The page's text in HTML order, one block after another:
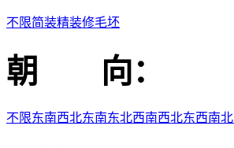
不限简装精装修毛坯
朝 向：
不限东南西北东南东北西南西北东西南北